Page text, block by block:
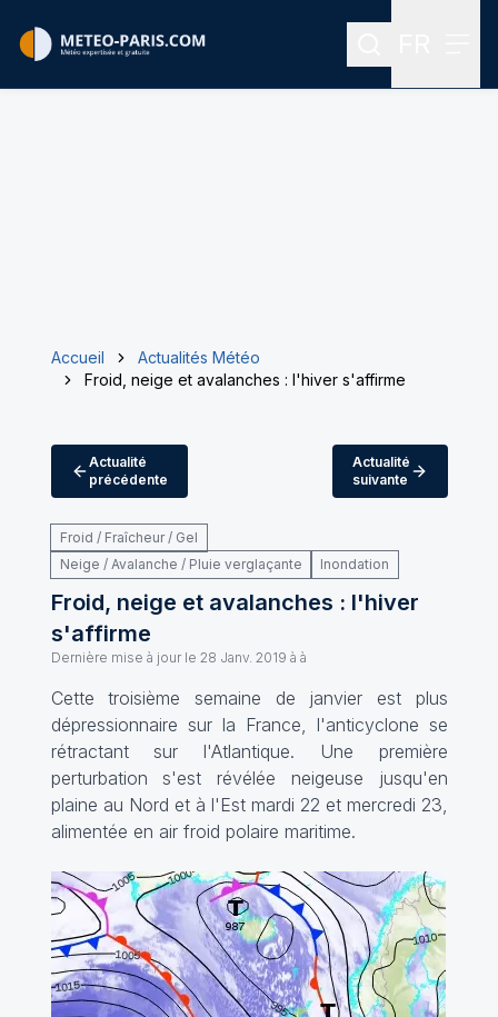
Rechercher
Accueil
Actualités Météo
Froid, neige et avalanches : l'hiver s'affirme
Actualité
précédente
Actualité
suivante
Froid / Fraîcheur / Gel
Neige / Avalanche / Pluie verglaçante
Inondation
Froid, neige et avalanches : l'hiver
s'affirme
Dernière mise à jour le 28 Janv. 2019 à à
Cette troisième semaine de janvier est plus
dépressionnaire sur la France, l'anticyclone se
rétractant sur l'Atlantique. Une première
perturbation s'est révélée neigeuse jusqu'en
plaine au Nord et à l'Est mardi 22 et mercredi 23,
alimentée en air froid polaire maritime.